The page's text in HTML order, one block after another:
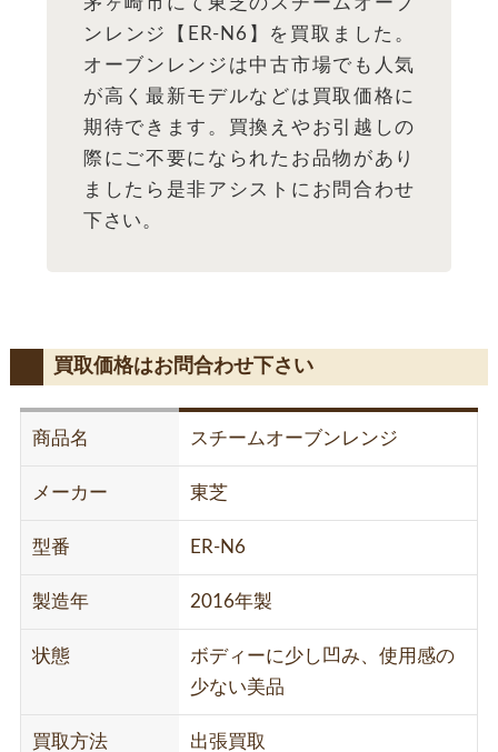
ンレンジ【ER-N6】を買取ました。
オーブンレンジは中古市場でも人気
が高く最新モデルなどは買取価格に
期待できます。買換えやお引越しの
際にご不要になられたお品物があり
ましたら是非アシストにお問合わせ
下さい。
買取価格はお問合わせ下さい
商品名 スチームオーブンレンジ
メーカー 東芝
型番 ER-N6
製造年 2016年製
状態
ボディーに少し凹み、使用感の
少ない美品
買取方法 出張買取